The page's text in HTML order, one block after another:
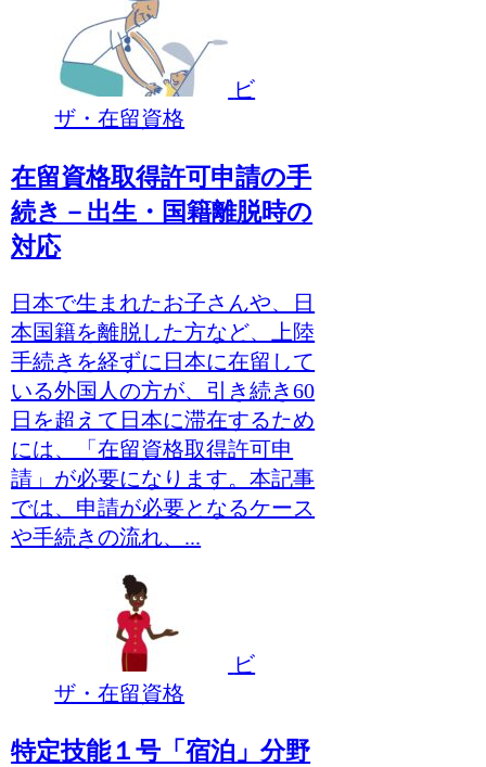
ビ
ザ・在留資格
在留資格取得許可申請の手
続き－出生・国籍離脱時の
対応
日本で生まれたお子さんや、日
本国籍を離脱した方など、上陸
手続きを経ずに日本に在留して
いる外国人の方が、引き続き60
日を超えて日本に滞在するため
には、「在留資格取得許可申
請」が必要になります。本記事
では、申請が必要となるケース
や手続きの流れ、...
ビ
ザ・在留資格
特定技能１号「宿泊」分野